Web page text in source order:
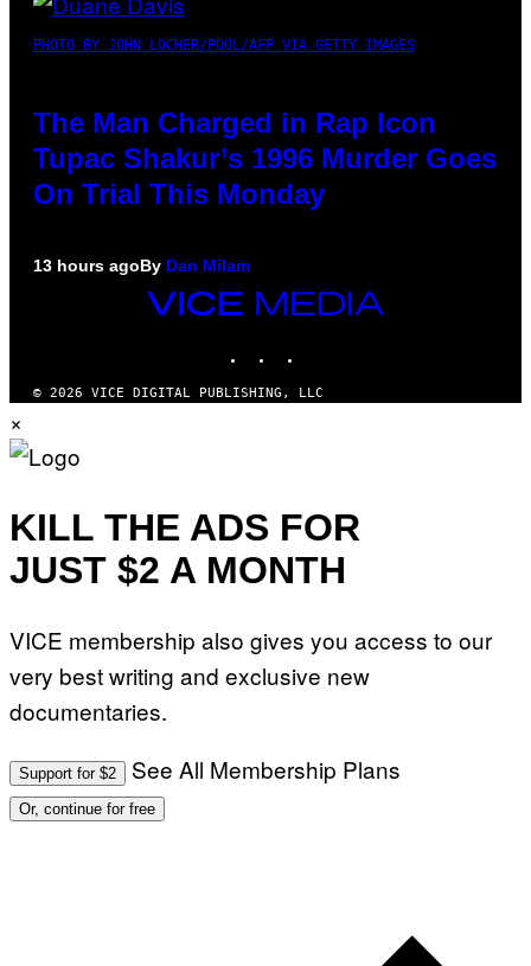
PHOTO BY JOHN LOCHER/POOL/AFP VIA GETTY IMAGES
The Man Charged in Rap Icon
Tupac Shakur’s 1996 Murder Goes
On Trial This Monday
13 hours agoBy Dan Milam
VICE
© 2026 VICE DIGITAL PUBLISHING, LLC
×
KILL THE ADS FOR
JUST $2 A MONTH
VICE membership also gives you access to our
very best writing and exclusive new
documentaries.
Support for $2 See All Membership Plans
Or, continue for free